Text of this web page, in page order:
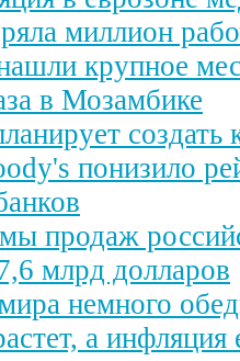
миллион
крупное
в Мозамбике
понизило
продаж
млрд долларов
немного
а инфляция